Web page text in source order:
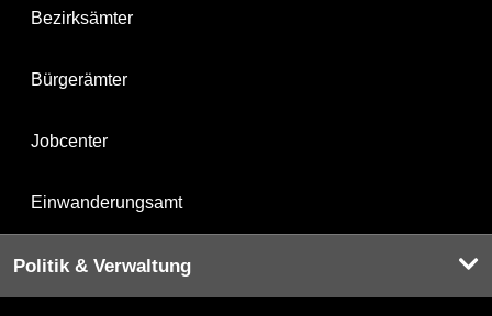
Bezirksämter
Bürgerämter
Jobcenter
Einwanderungsamt
Politik & Verwaltung